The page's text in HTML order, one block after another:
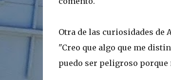
Otra de las curiosidades de
"Creo que algo que me
puedo ser peligroso porque